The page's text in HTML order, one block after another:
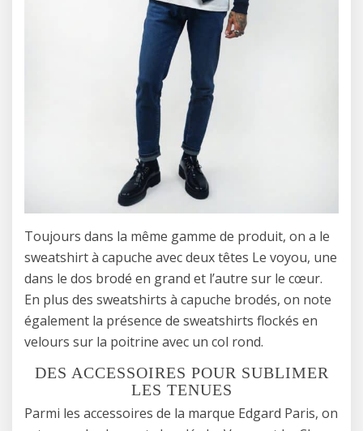
Toujours dans la même gamme de produit, on a le
sweatshirt à capuche avec deux têtes Le voyou, une
dans le dos brodé en grand et l’autre sur le cœur.
En plus des sweatshirts à capuche brodés, on note
également la présence de sweatshirts flockés en
velours sur la poitrine avec un col rond.
DES ACCESSOIRES POUR SUBLIMER
LES TENUES
Parmi les accessoires de la marque Edgard Paris, on